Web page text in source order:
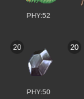
PHY:52
20
PHY:50
20